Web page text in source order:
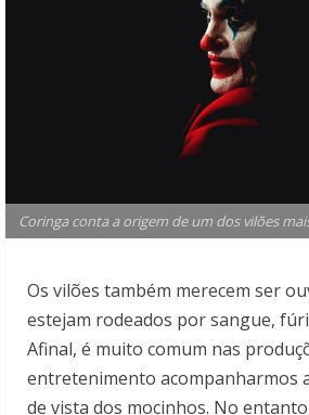
Coringa conta a origem de um dos vilões
Os vilões também merecem ser
estejam rodeados por sangue,
Afinal, é muito comum nas
entretenimento acompanharmos
de vista dos mocinhos. No